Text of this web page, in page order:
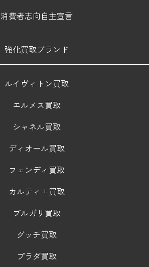
消費者志向自主宣言
強化買取ブランド
ルイヴィトン買取
エルメス買取
シャネル買取
ディオール買取
フェンディ買取
カルティエ買取
ブルガリ買取
グッチ買取
プラダ買取